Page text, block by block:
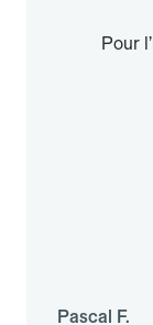
Pour
Pascal F.